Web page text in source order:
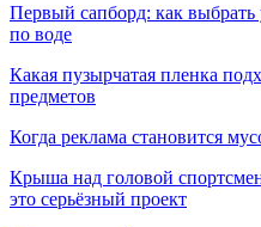
Первый сапборд: как выбрать
по воде
Какая пузырчатая пленка
предметов
Когда реклама становится
Крыша над головой
это серьёзный проект